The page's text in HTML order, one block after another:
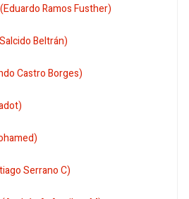
Ramos Fusther)
Beltrán)
Castro Borges)
Serrano C)